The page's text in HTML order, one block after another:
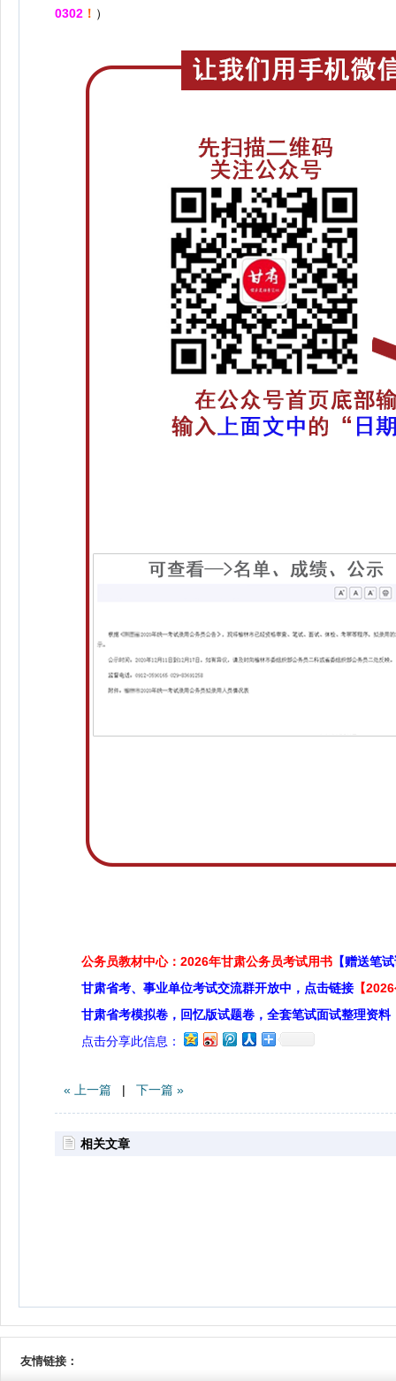
0302 ！ ）
公务员教材中心：2026年甘肃公务员考试用书 【赠送笔
甘肃省考、事业单位考试交流群开放中，点击链接 【
甘肃省考模拟卷，回忆版试题卷，全套笔试面试整理资料
点击分享此信息：
« 上一篇 | 下一篇 »
相关文章
友情链接：